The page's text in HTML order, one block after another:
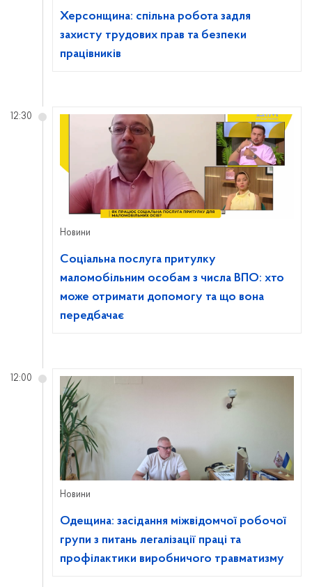
Херсонщина: спільна робота задля
захисту трудових прав та безпеки
працівників
Новини
Соціальна послуга притулку
маломобільним особам з числа ВПО: хто
може отримати допомогу та що вона
передбачає
12:30
Новини
Одещина: засідання міжвідомчої робочої
групи з питань легалізації праці та
профілактики виробничого травматизму
12:00